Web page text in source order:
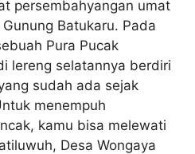
persembahyangan umat
Batukaru. Pada
Pura Pucak
lereng selatannya berdiri
sudah ada sejak
menempuh
kamu bisa melewati
Desa Wongaya